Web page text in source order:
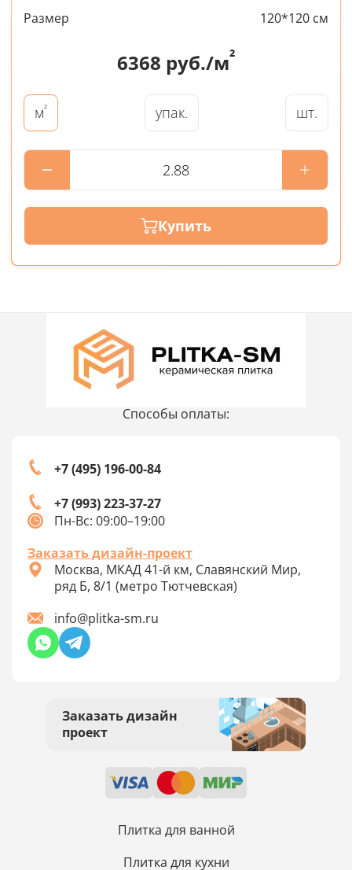
Размер
120*120 см
6368 руб./м²
м² упак. шт.
Купить
Способы оплаты:
Плитка для ванной
Плитка для кухни
Заказать дизайн
проект
+7 (495) 196-00-84
+7 (993) 223-37-27
Пн-Вс: 09:00–19:00
Заказать дизайн-проект
Москва, МКАД 41-й км, Славянский Мир,
ряд Б, 8/1 (метро Тютчевская)
info@plitka-sm.ru